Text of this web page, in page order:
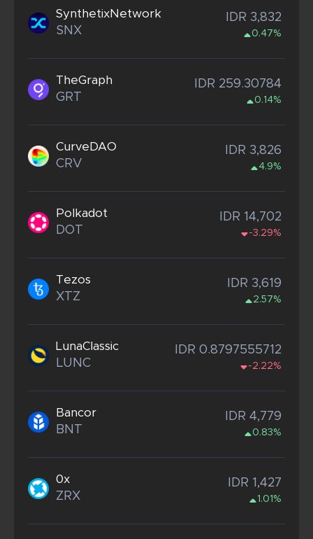
SynthetixNetwork
SNX
IDR 3,832
0.47%
TheGraph
GRT
IDR 259.30784
0.14%
CurveDAO
CRV
IDR 3,826
4.9%
Polkadot
DOT
IDR 14,702
-3.29%
Tezos
XTZ
IDR 3,619
2.57%
LunaClassic
LUNC
IDR 0.8797555712
-2.22%
Bancor
BNT
IDR 4,779
0.83%
0x
ZRX
IDR 1,427
1.01%